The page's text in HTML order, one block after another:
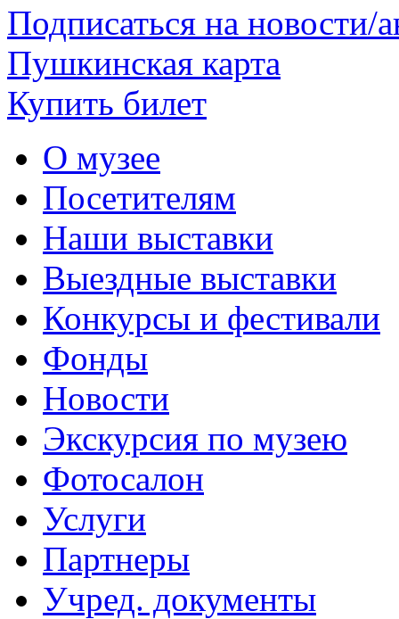
Подписаться на новости/
Пушкинская карта
Купить билет
О музее
Посетителям
Наши выставки
Выездные выставки
Конкурсы и фестивали
Фонды
Новости
Экскурсия по музею
Фотосалон
Услуги
Партнеры
Учред. документы